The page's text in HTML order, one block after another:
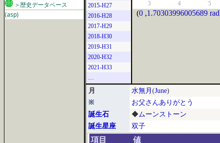
＞歴史データベース
(asp)
2015-H27
2016-H28
2017-H29
2018-H30
2019-H31
2020-H32
2021-H33
…
3
4 5
(0 ,1.70303996005689 rad
月 水無月 (June)
※
お父さんありがとう
誕生石
◆ムーンストーン
誕生星座
双子
項目
値